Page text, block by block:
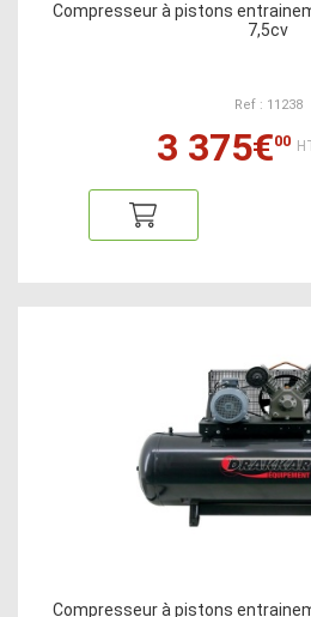
Compresseur à pistons
7,5cv
Ref : 11238
3 375€00
Compresseur à pistons